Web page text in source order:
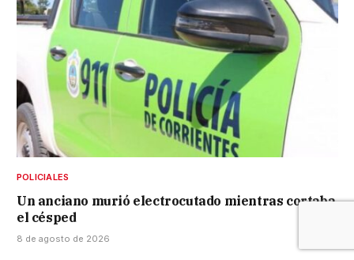
POLICIALES
Un anciano murió electrocutado mientras cortaba
el césped
8 de agosto de 2026